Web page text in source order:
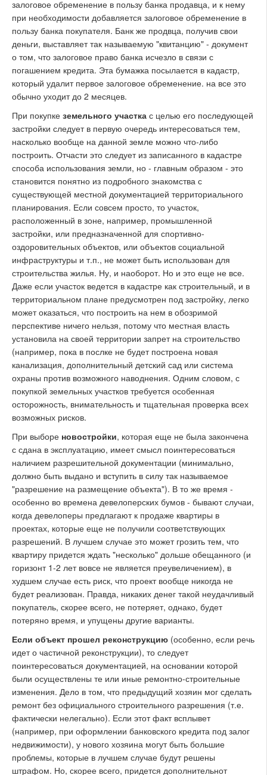
залоговое обременение в пользу банка продавца, и к нему
при необходимости добавляется залоговое обременение в
пользу банка покупателя. Банк же продвца, получив свои
деньги, выставляет так называемую "квитанцию" - документ
о том, что залоговое право банка исчезло в связи с
погашением кредита. Эта бумажка посылается в кадастр,
который удалит первое залоговое обременение. на все это
обычно уходит до 2 месяцев.
При покупке земельного участка с целью его последующей
застройки следует в первую очередь интересоваться тем,
насколько вообще на данной земле можно что-либо
построить. Отчасти это следует из записанного в кадастре
способа использования земли, но - главным образом - это
становится понятно из подробного знакомства с
существующей местной документацией территориального
планирования. Если совсем просто, то участок,
расположенный в зоне, например, промышленной
застройки, или предназначенной для спортивно-
оздоровительных объектов, или объектов социальной
инфраструктуры и т.п., не может быть использован для
строительства жилья. Ну, и наоборот. Но и это еще не все.
Даже если участок ведется в кадастре как строительный, и в
территориальном плане предусмотрен под застройку, легко
может оказаться, что построить на нем в обозримой
перспективе ничего нельзя, потому что местная власть
установила на своей территории запрет на строительство
(например, пока в послке не будет построена новая
канализация, дополнительный детский сад или система
охраны против возможного наводнения. Одним словом, с
покупкой земельных участков требуется особенная
осторожность, внимательность и тщательная проверка всех
возможных рисков.
При выборе новостройки, которая еще не была закончена
с сдана в эксплуатацию, имеет смысл поинтересоваться
наличием разрешительной документации (минимально,
должно быть выдано и вступить в силу так называемое
"разрешение на размещение объекта"). В то же время -
особенно во времена девелоперских бумов - бывают случаи,
когда девелоперы предлагают к продаже квартиры в
проектах, которые еще не получили соответствующих
разрешений. В лучшем случае это может грозить тем, что
квартиру придется ждать "несколько" дольше обещанного (и
горизонт 1-2 лет вовсе не является преувеличением), в
худшем случае есть риск, что проект вообще никогда не
будет реализован. Правда, никаких денег такой неудачливый
покупатель, скорее всего, не потеряет, однако, будет
потеряно время, и упущены другие варианты.
Если объект прошел реконструкцию (особенно, если речь
идет о частичной реконструкции), то следует
поинтересоваться документацией, на основании которой
были осуществлены те или иные ремонтно-строительные
изменения. Дело в том, что предыдущий хозяин мог сделать
ремонт без официального строительного разрешения (т.е.
фактически нелегально). Если этот факт всплывет
(например, при оформлении банковского кредита под залог
недвижимости), у нового хозяина могут быть большие
проблемы, которые в лучшем случае будут решены
штрафом. Но, скорее всего, придется дополнительнот